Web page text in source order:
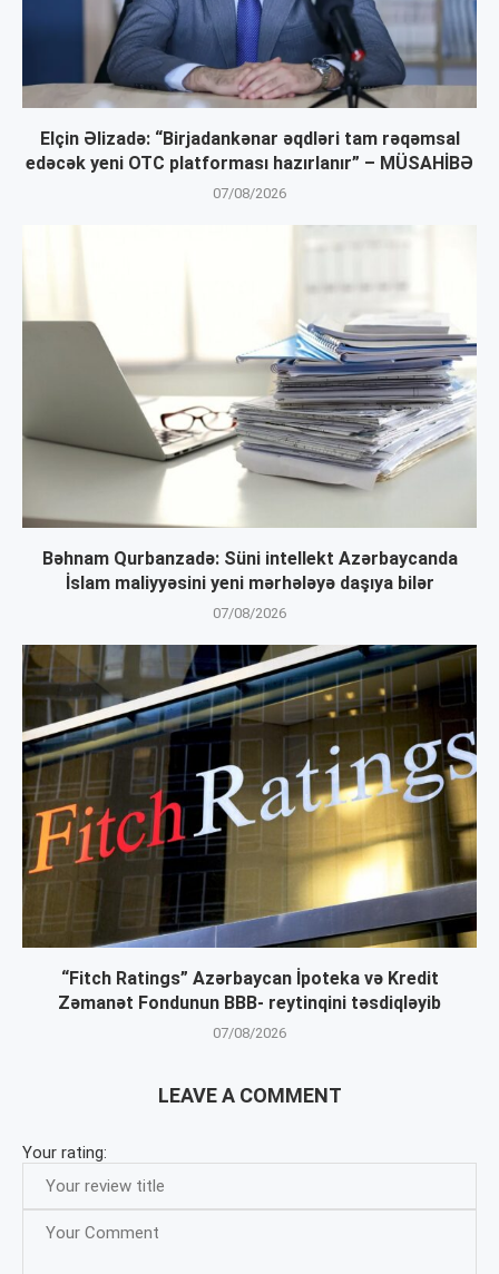
Elçin Əlizadə: “Birjadankənar əqdləri tam rəqəmsal
edəcək yeni OTC platforması hazırlanır” – MÜSAHİBƏ
07/08/2026
Bəhnam Qurbanzadə: Süni intellekt Azərbaycanda
İslam maliyyəsini yeni mərhələyə daşıya bilər
07/08/2026
“Fitch Ratings” Azərbaycan İpoteka və Kredit
Zəmanət Fondunun BBB- reytinqini təsdiqləyib
07/08/2026
LEAVE A COMMENT
Your rating: